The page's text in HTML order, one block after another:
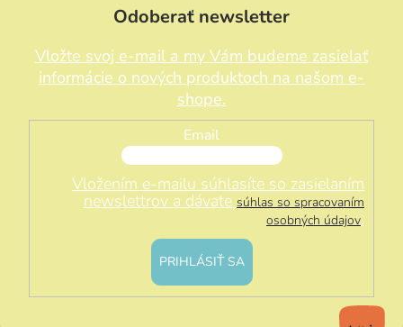
Odoberať newsletter
Vložte svoj e-mail a my Vám budeme zasielať
informácie o nových produktoch na našom e-
shope.
Email
Vložením e-mailu súhlasíte so zasielaním
newslettrov a dávate súhlas so spracovaním
osobných údajov.
PRIHLÁSIŤ SA